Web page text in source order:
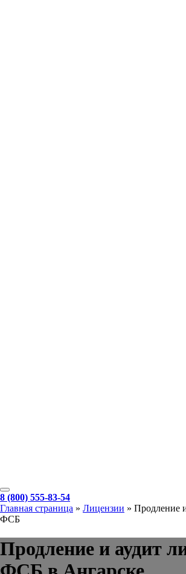
8 (800) 555-83-54
Главная страница » Лицензии » Продление
ФСБ
Продление и аудит